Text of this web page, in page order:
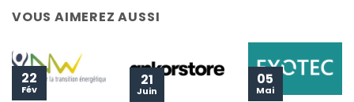
VOUS AIMEREZ AUSSI
22
Fév
21
Juin
05
Mai